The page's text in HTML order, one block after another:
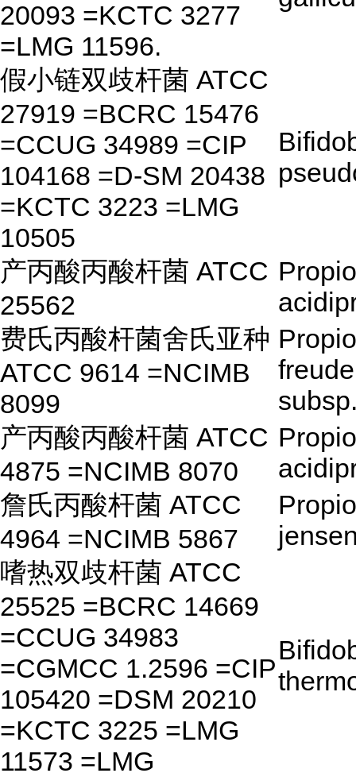
20093 =KCTC 3277
=LMG 11596.
假小链双歧杆菌 ATCC
27919 =BCRC 15476
=CCUG 34989 =CIP
104168 =D-SM 20438
=KCTC 3223 =LMG
10505
产丙酸丙酸杆菌 ATCC
25562
费氏丙酸杆菌舍氏亚种
ATCC 9614 =NCIMB
8099
产丙酸丙酸杆菌 ATCC
4875 =NCIMB 8070
詹氏丙酸杆菌 ATCC
4964 =NCIMB 5867
嗜热双歧杆菌 ATCC
25525 =BCRC 14669
=CCUG 34983
=CGMCC 1.2596 =CIP
105420 =DSM 20210
=KCTC 3225 =LMG
11573 =LMG